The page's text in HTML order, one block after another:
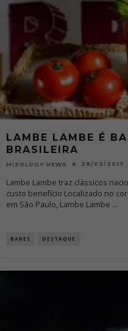
LAMBE LAMBE É
BRASILEIRA
MIXOLOGY NEWS 28/02/2017
Lambe Lambe traz clássicos
custo benefício Localizado no
em São Paulo, Lambe Lambe ...
BARES DESTAQUE